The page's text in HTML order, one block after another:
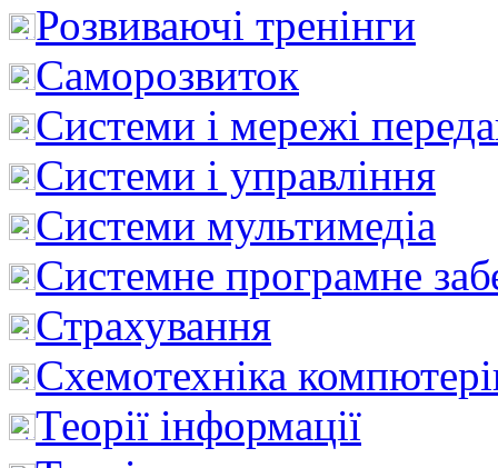
Розвиваючі тренінги
Саморозвиток
Системи і мережі
Системи і управління
Системи мультимедіа
Системне програмне
Страхування
Схемотехніка
Теорії інформації